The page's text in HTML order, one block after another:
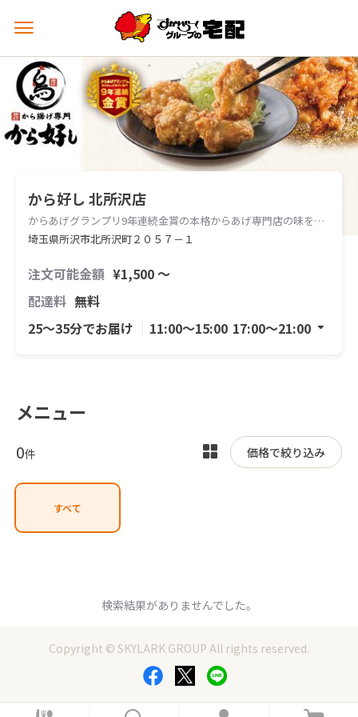
メ
ュ
ー
を
開
く
から好し 北所沢店
からあげグランプリ9年連続金賞の本格からあげ専門店の味をお届けします。
埼玉県所沢市北所沢町２０５７－１
注文可能金額 ¥1,500 〜
配達料 無料
25〜35分でお届け
11:00〜15:00 17:00〜21:00
メニュー
0件
表
価格で絞り込み
すべて
検索結果がありませんでした。
Copyright © SKYLARK GROUP All rights reserved.